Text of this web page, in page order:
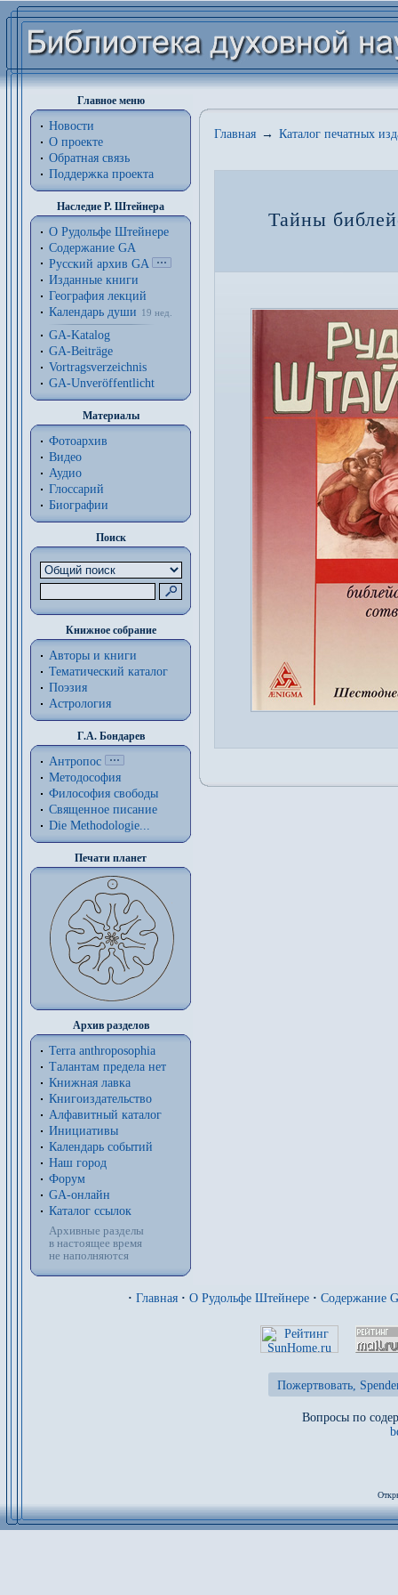
Главное меню
Новости
О проекте
Обратная связь
Поддержка проекта
Наследие Р. Штейнера
О Рудольфе Штейнере
Содержание GA
Русский архив GA
Изданные книги
География лекций
Календарь души
19 нед.
GA-Katalog
GA-Beiträge
Vortragsverzeichnis
GA-Unveröffentlicht
Материалы
Фотоархив
Видео
Аудио
Глоссарий
Биографии
Поиск
Книжное собрание
Авторы и книги
Тематический каталог
Поэзия
Астрология
Г.А. Бондарев
Антропос
Методософия
Философия cвободы
Священное писание
Die Methodologie...
Печати планет
Архив разделов
Terra anthroposophia
Талантам предела нет
Книжная лавка
Книгоиздательство
Алфавитный каталог
Инициативы
Календарь событий
Наш город
Форум
GA-онлайн
Каталог ссылок
Архивные разделы
в настоящее время
не наполняются
Главная → Каталог печатных
Тайны
· Главная · О Рудольфе Штейнере · Содержание
Пожертвовать,
Вопросы по